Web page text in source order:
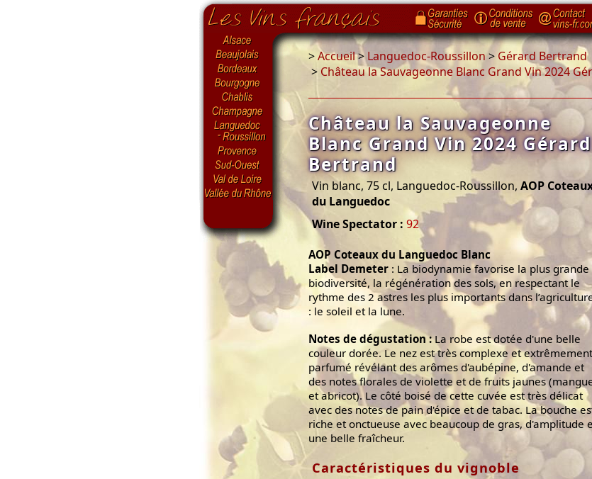
>Accueil>Languedoc-Roussillon> Gérard Bertrand
> Château la Sauvageonne Blanc Grand Vin 2024
Château la Sauvageonne
Blanc Grand Vin 2024 Gérard
Bertrand
Vin blanc, 75 cl, Languedoc-Roussillon, AOP
du Languedoc
Wine Spectator : 92
AOP Coteaux du Languedoc Blanc
Label Demeter : La biodynamie favorise la plus grande
biodiversité, la régénération des sols, en respectant le
rythme des 2 astres les plus importants dans
: le soleil et la lune.
Notes de dégustation :La robe est dotée d'une belle
couleur dorée. Le nez est très complexe et extrêmement
parfumé révélant des arômes d'aubépine, d'amande et
des notes florales de violette et de fruits jaunes
et abricot). Le côté boisé de cette cuvée est très délicat
avec des notes de pain d'épice et de tabac. La bouche
riche et onctueuse avec beaucoup de gras, d'amplitude
une belle fraîcheur.
Caractéristiques du vignoble